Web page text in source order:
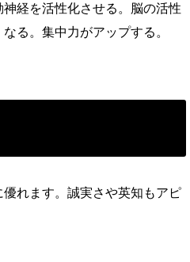
経を活性化させる。脳の活性
る。集中力がアップする。
れます。誠実さや英知もアピ